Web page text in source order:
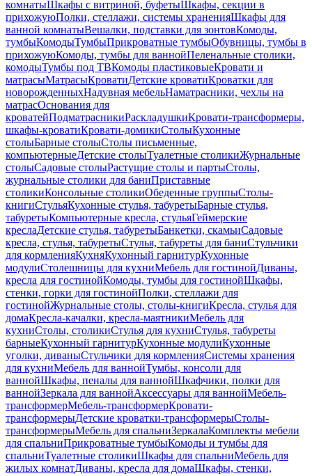
комнатыШкафы с витриной, буфетыШкафы, секции в
прихожуюПолки, стеллажи, системы храненияШкафы для
ванной комнатыВешалки, подставки для зонтовКомоды,
тумбыКомодыТумбыПрикроватные тумбыОбувницы, тумбы в
прихожуюКомоды, тумбы для ваннойПеленальные столики,
комодыТумбы под ТВКомоды пластиковыеКровати и
матрасыМатрасыКроватиДетские кроватиКроватки для
новорожденныхНадувная мебельНаматрасники, чехлы на
матрасОснования для
кроватейПодматрасникиРаскладушкиКровати-трансформеры,
шкафы-кроватиКровати-домикиСтолыКухонные
столыБарные столыСтолы письменные,
компьютерныеДетские столыТуалетные столикиЖурнальные
столыСадовые столыРастущие столы и партыСтолы,
журнальные столики для баниПриставные
столикиКонсольные столикиОбеденные группыСтолы-
книгиСтульяКухонные стулья, табуретыБарные стулья,
табуретыКомпьютерные кресла, стульяГеймерские
креслаДетские стулья, табуретыБанкетки, скамьиСадовые
кресла, стулья, табуретыСтулья, табуреты для баниСтульчики
для кормленияКухняКухонный гарнитурКухонные
модулиСтолешницы для кухниМебель для гостинойДиваны,
кресла для гостинойКомоды, тумбы для гостинойШкафы,
стенки, горки для гостинойПолки, стеллажи для
гостинойЖурнальные столы, столы-книгиКресла, стулья для
домаКресла-качалки, кресла-маятникиМебель для
кухниСтолы, столикиСтулья для кухниСтулья, табуреты
барныеКухонный гарнитурКухонные модулиКухонные
уголки, диваныСтульчики для кормленияСистемы хранения
для кухниМебель для ваннойТумбы, консоли для
ваннойШкафы, пеналы для ваннойШкафчики, полки для
ваннойЗеркала для ваннойАксессуары для ваннойМебель-
трансформерМебель-трансформерКровати-
трансформерыДетские кроватки-трансформерыСтолы-
трансформерыМебель для спальниЗеркалаКомплекты мебели
для спальниПрикроватные тумбыКомоды и тумбы для
спальниТуалетные столикиШкафы для спальниМебель для
жилых комнатДиваны, кресла для домаШкафы, стенки,